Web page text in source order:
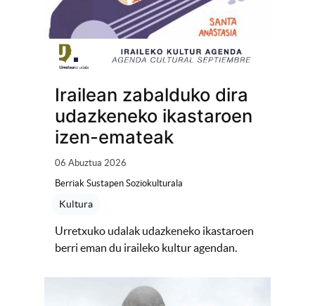
Irailean zabalduko dira
udazkeneko ikastaroen
izen-emateak
06 Abuztua 2026
Berriak Sustapen Soziokulturala
Kultura
Urretxuko udalak udazkeneko ikastaroen
berri eman du iraileko kultur agendan.